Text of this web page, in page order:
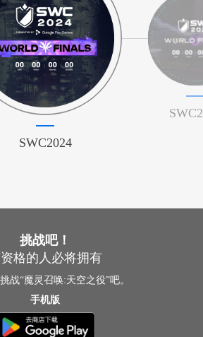
SWC2024
挑战吧！
格的人必将拥有
战“魔灵召唤:天空之役”吧。
手机版